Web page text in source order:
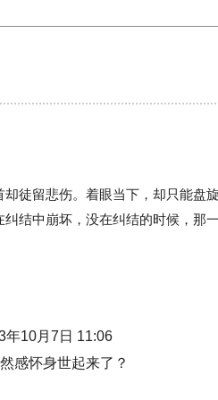
徒留悲伤。着眼当下，却只能盘
结中崩坏，没在纠结的时候，那
年10月7日 11:06
感怀身世起来了？